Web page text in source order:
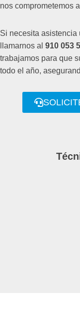
nos comprometemos
Si necesita asistencia
llamarnos al 910 053
trabajamos para que
todo el año,